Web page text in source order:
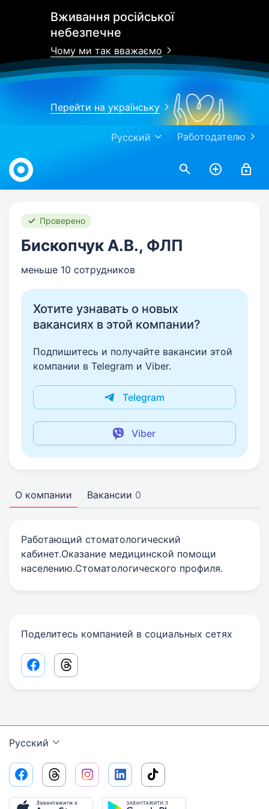
Вживання російської
небезпечне
Чому ми так вважаємо
Перейти на українську
Работодателю
Русский
Work.ua
Проверено
Бископчук А.В., ФЛП
меньше 10 сотрудников
Хотите узнавать о новых
вакансиях в этой компании?
Подпишитесь и получайте вакансии этой
компании в Telegram и Viber.
Telegram
Viber
О компании Вакансии 0
Работающий стоматологический
кабинет.Оказание медицинской помощи
населению.Стоматологического профиля.
Поделитесь компанией в социальных сетях
Facebook share link
Threads share link
Русский